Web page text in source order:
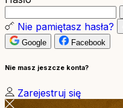
Nie pamiętasz hasła?
Google
Facebook
Nie masz jeszcze konta?
Zarejestruj się